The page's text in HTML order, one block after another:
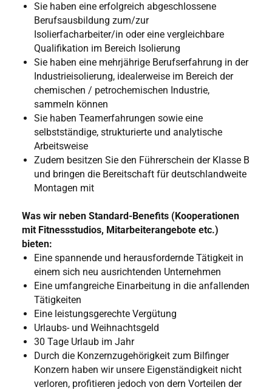
Sie haben eine erfolgreich abgeschlossene
Berufsausbildung zum/zur
Isolierfacharbeiter/in oder eine vergleichbare
Qualifikation im Bereich Isolierung
Sie haben eine mehrjährige Berufserfahrung in der
Industrieisolierung, idealerweise im Bereich der
chemischen / petrochemischen Industrie,
sammeln können
Sie haben Teamerfahrungen sowie eine
selbstständige, strukturierte und analytische
Arbeitsweise
Zudem besitzen Sie den Führerschein der Klasse B
und bringen die Bereitschaft für deutschlandweite
Montagen mit
Was wir neben Standard-Benefits (Kooperationen
mit Fitnessstudios, Mitarbeiterangebote etc.)
bieten:
Eine spannende und herausfordernde Tätigkeit in
einem sich neu ausrichtenden Unternehmen
Eine umfangreiche Einarbeitung in die anfallenden
Tätigkeiten
Eine leistungsgerechte Vergütung
Urlaubs- und Weihnachtsgeld
30 Tage Urlaub im Jahr
Durch die Konzernzugehörigkeit zum Bilfinger
Konzern haben wir unsere Eigenständigkeit nicht
verloren, profitieren jedoch von dern Vorteilen der